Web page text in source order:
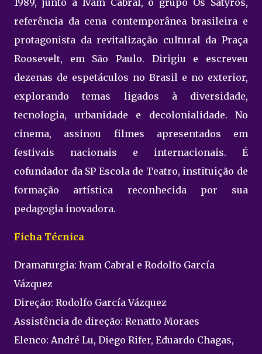
1989, junto a Ivam Cabral, o grupo Os Satyros,
referência da cena contemporânea brasileira e
protagonista da revitalização cultural da Praça
Roosevelt, em São Paulo. Dirigiu e escreveu
dezenas de espetáculos no Brasil e no exterior,
explorando temas ligados à diversidade,
tecnologia, urbanidade e decolonialidade. No
cinema, assinou filmes apresentados em
festivais nacionais e internacionais. É
cofundador da SP Escola de Teatro, instituição de
formação artística reconhecida por sua
pedagogia inovadora.
Ficha Técnica
Dramaturgia: Ivam Cabral e Rodolfo García
Vázquez
Direção: Rodolfo García Vázquez
Assistência de direção: Renatto Moraes
Elenco: André Lu, Diego Rifer, Eduardo Chagas,